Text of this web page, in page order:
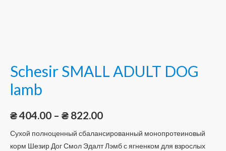
Schesir SMALL ADULT DOG
lamb
₴404.00 – ₴ 822.00
Сухой полноценный сбалансированный монопротеиновый
корм Шезир Дог Смол Эдалт Лэмб с ягненком для взрослых